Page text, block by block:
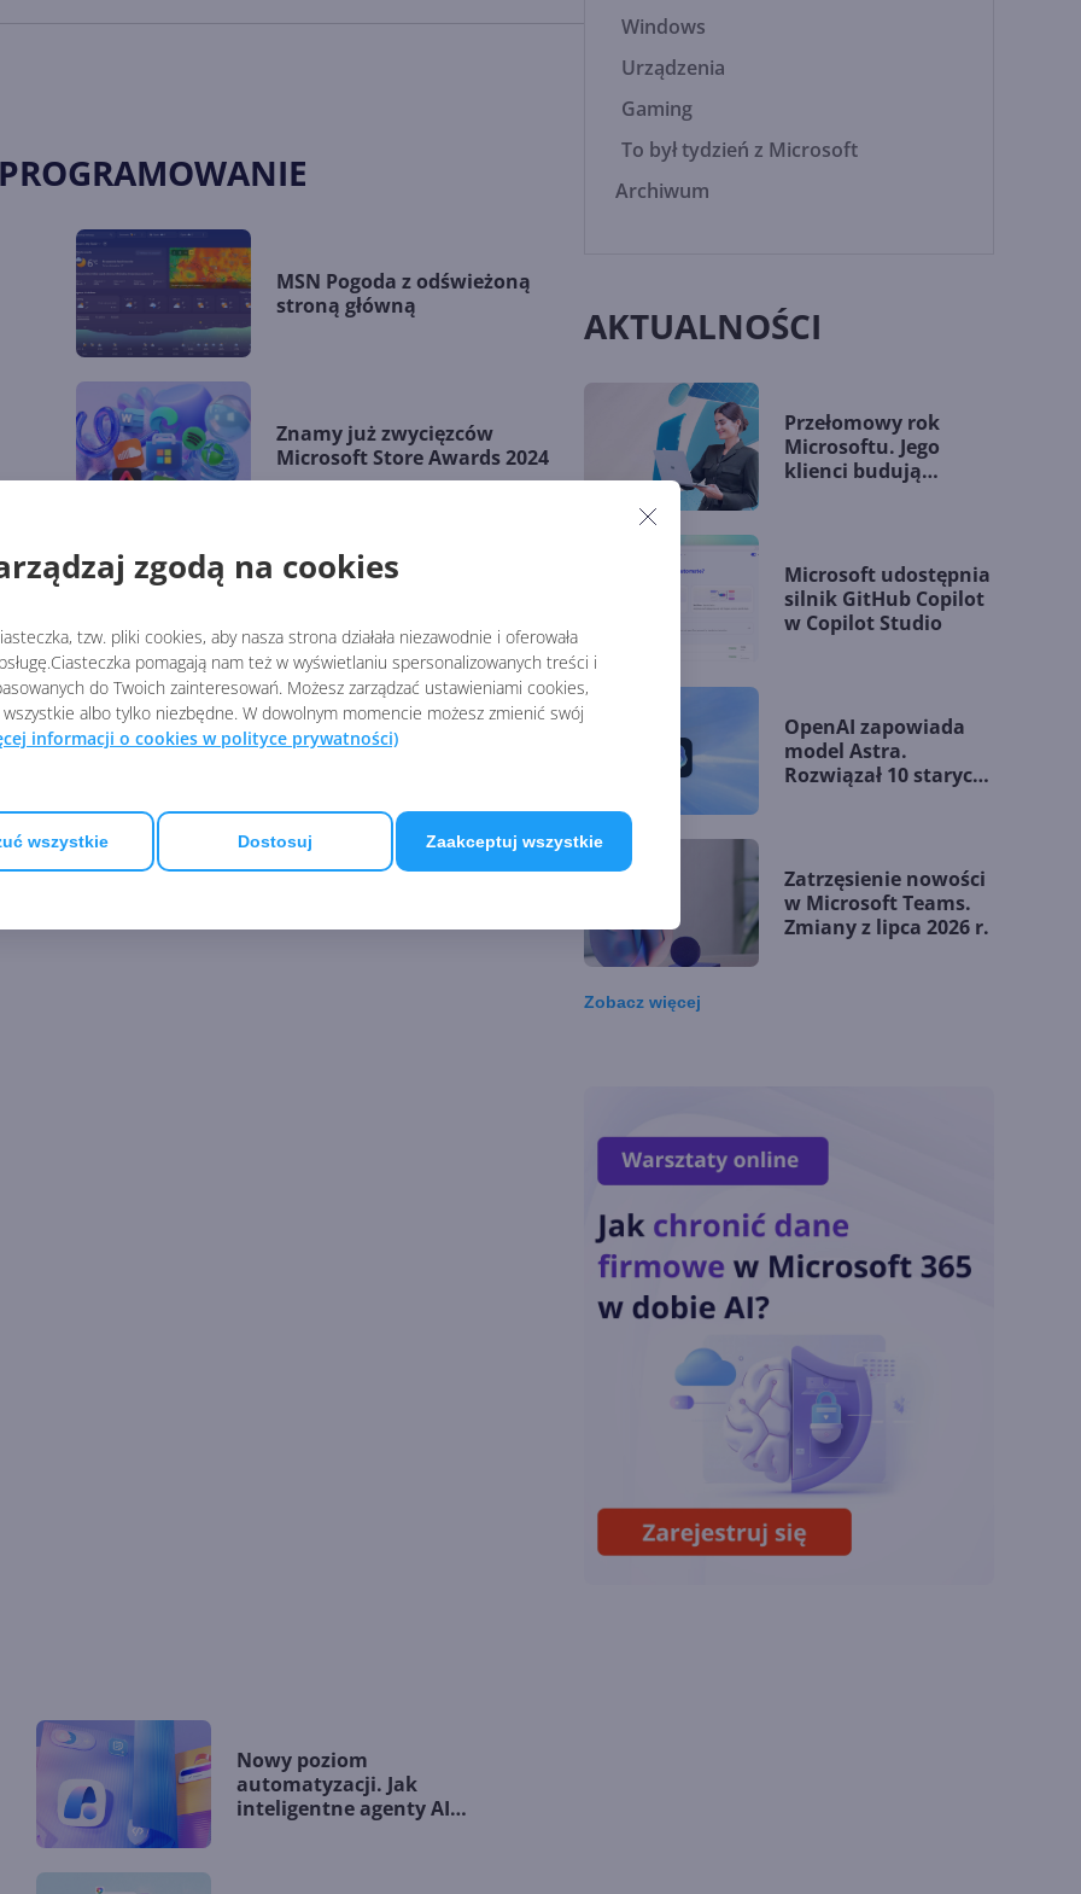
zgodą na cookies
tzw. pliki cookies, aby nasza strona działała niezawodnie i oferowała
pomagają nam też w wyświetlaniu spersonalizowanych treści i
do Twoich zainteresowań. Możesz zarządzać ustawieniami cookies,
albo tylko niezbędne. W dowolnym momencie możesz zmienić swój
informacji o cookies w polityce prywatności)
wszystkie Dostosuj Zaakceptuj wszystkie
MSN Pogoda z odświeżoną
stroną główną
Znamy już zwycięzców
Microsoft Store Awards 2024
Blender i inne aplikacje
Windows App ogólnodostępna
na wszystkich głównych
Windows
Urządzenia
Gaming
To był tydzień z Microsoft
Archiwum
AKTUALNOŚCI
Przełomowy rok
Microsoftu. Jego
klienci budują
Microsoft udostępnia
silnik GitHub Copilot
w Copilot Studio
OpenAI zapowiada
model Astra.
Rozwiązał 10 starych
Zatrzęsienie nowości
w Microsoft Teams.
Zmiany z lipca 2026 r.
OpenAI tnie ceny
modeli GPT-5.6.
Odpowiedź na presję
Chin
chmury. Microsoft
ogłasza znakomite
wyniki i
superaplikację
Sztuczna inteligencja
wspiera odkrycia
naukowe. OpenAI
startuje z nowym
Zobaczwięcej
Nowy poziom
automatyzacji. Jak
inteligentne agenty AI